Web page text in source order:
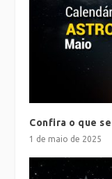
Confira o que
1 de maio de 2025